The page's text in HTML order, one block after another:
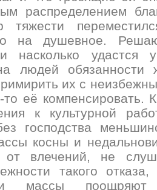
распределением
тяжести
на душевное.
насколько удастся
людей обязанности
их с
её компенсировать.
к культурной
господства
косны и
от влечений, не
такого
массы